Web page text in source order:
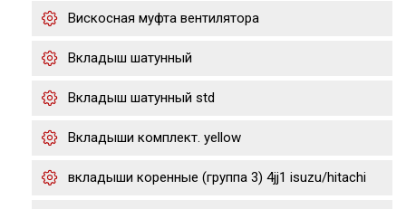
Вискосная муфта вентилятора
Вкладыш шатунный
Вкладыш шатунный std
Вкладыши комплект. yellow
вкладыши коренные (группа 3) 4jj1 isuzu/hitachi